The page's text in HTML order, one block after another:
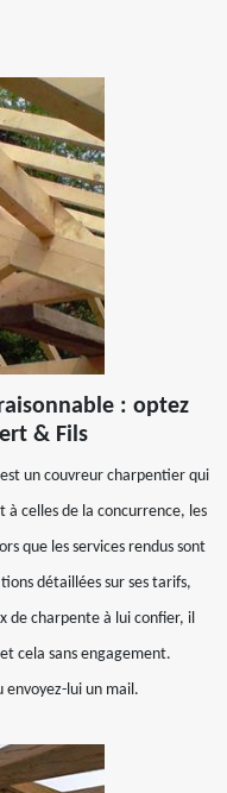
: optez
& Fils
un couvreur charpentier qui
à celles de la concurrence, les
que les services rendus sont
détaillées sur ses tarifs,
de charpente à lui confier, il
cela sans engagement.
envoyez-lui un mail.